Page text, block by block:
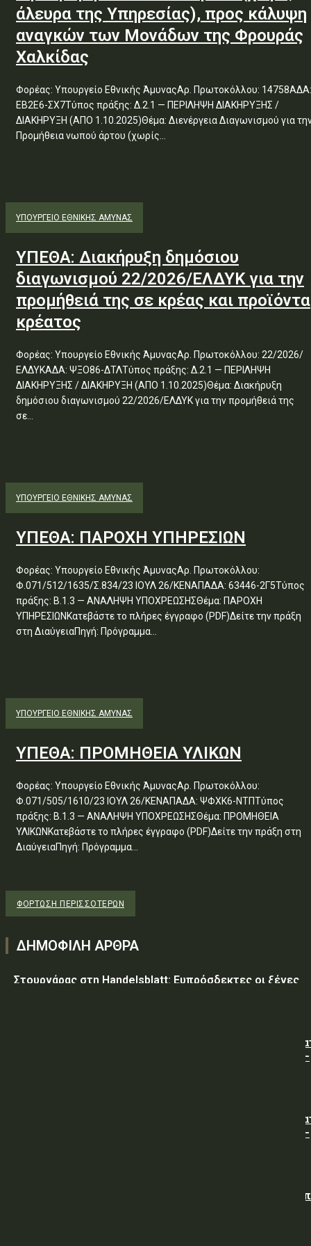
άλευρα της Υπηρεσίας), προς κάλυψη
αναγκών των Μονάδων της Φρουράς
Χαλκίδας
Φορέας: Υπουργείο Εθνικής ΆμυναςΑρ. Πρωτοκόλλου: 14758ΑΔΑ:
ΕΒ2Ε6-ΣΧ7Τύπος πράξης: Δ.2.1 — ΠΕΡΙΛΗΨΗ ΔΙΑΚΗΡΥΞΗΣ /
ΔΙΑΚΗΡΥΞΗ (ΑΠΟ 1.10.2025)Θέμα: Διενέργεια Διαγωνισμού για την
Προμήθεια νωπού άρτου (χωρίς...
ΥΠΟΥΡΓΕΊΟ ΕΘΝΙΚΉΣ ΆΜΥΝΑΣ
ΥΠΕΘΑ: Διακήρυξη δημόσιου
διαγωνισμού 22/2026/ΕΛΔΥΚ για την
προμήθειά της σε κρέας και προϊόντα
κρέατος
Φορέας: Υπουργείο Εθνικής ΆμυναςΑρ. Πρωτοκόλλου: 22/2026/
ΕΛΔΥΚΑΔΑ: ΨΞΟ86-ΔΤΛΤύπος πράξης: Δ.2.1 — ΠΕΡΙΛΗΨΗ
ΔΙΑΚΗΡΥΞΗΣ / ΔΙΑΚΗΡΥΞΗ (ΑΠΟ 1.10.2025)Θέμα: Διακήρυξη
δημόσιου διαγωνισμού 22/2026/ΕΛΔΥΚ για την προμήθειά της
σε...
ΥΠΟΥΡΓΕΊΟ ΕΘΝΙΚΉΣ ΆΜΥΝΑΣ
ΥΠΕΘΑ: ΠΑΡΟΧΗ ΥΠΗΡΕΣΙΩΝ
Φορέας: Υπουργείο Εθνικής ΆμυναςΑρ. Πρωτοκόλλου:
Φ.071/512/1635/Σ.834/23 ΙΟΥΛ 26/ΚΕΝΑΠΑΔΑ: 63446-2Γ5Τύπος
πράξης: Β.1.3 — ΑΝΑΛΗΨΗ ΥΠΟΧΡΕΩΣΗΣΘέμα: ΠΑΡΟΧΗ
ΥΠΗΡΕΣΙΩΝΚατεβάστε το πλήρες έγγραφο (PDF)Δείτε την πράξη
στη ΔιαύγειαΠηγή: Πρόγραμμα...
ΥΠΟΥΡΓΕΊΟ ΕΘΝΙΚΉΣ ΆΜΥΝΑΣ
ΥΠΕΘΑ: ΠΡΟΜΗΘΕΙΑ ΥΛΙΚΩΝ
Φορέας: Υπουργείο Εθνικής ΆμυναςΑρ. Πρωτοκόλλου:
Φ.071/505/1610/23 ΙΟΥΛ 26/ΚΕΝΑΠΑΔΑ: ΨΦΧΚ6-ΝΤΠΤύπος
πράξης: Β.1.3 — ΑΝΑΛΗΨΗ ΥΠΟΧΡΕΩΣΗΣΘέμα: ΠΡΟΜΗΘΕΙΑ
ΥΛΙΚΩΝΚατεβάστε το πλήρες έγγραφο (PDF)Δείτε την πράξη στη
ΔιαύγειαΠηγή: Πρόγραμμα...
ΦΌΡΤΩΣΗ ΠΕΡΙΣΣΟΤΈΡΩΝ
ΔΗΜΟΦΙΛΗ ΑΡΘΡΑ
Στουρνάρας στη Handelsblatt: Ευπρόσδεκτες οι ξένες
ΥΠ.ΠΡΟ.ΠΟ.: « Προσωρινές κυκλοφοριακές ρυθμίσεις
τον 7ο Λαϊκό Αγώνα Δρόμου φράγμα Λίμνης Πλαστήρα –
ΥΠ.ΠΡΟ.ΠΟ.: « Προσωρινές κυκλοφοριακές ρυθμίσεις
τον 7ο Λαϊκό Αγώνα Δρόμου φράγμα Λίμνης Πλαστήρα –
ΥΠΕΘΑ: Διενέργεια Διαγωνισμού για την Προμήθεια